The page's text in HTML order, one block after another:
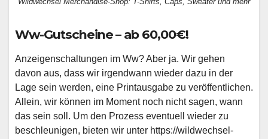
Ww-Gutscheine – ab 60,00€!
Anzeigenschaltungen im Ww? Aber ja. Wir gehen
davon aus, dass wir irgendwann wieder dazu in der
Lage sein werden, eine Printausgabe zu veröffentlichen.
Allein, wir können im Moment noch nicht sagen, wann
das sein soll. Um den Prozess eventuell wieder zu
beschleunigen, bieten wir unter https://wildwechsel-